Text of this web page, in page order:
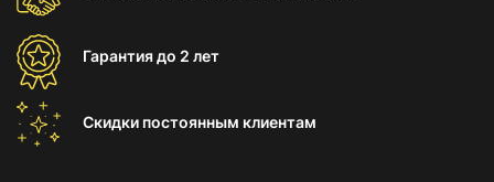
Гарантиядо 2 лет
Скидки постоянным клиентам